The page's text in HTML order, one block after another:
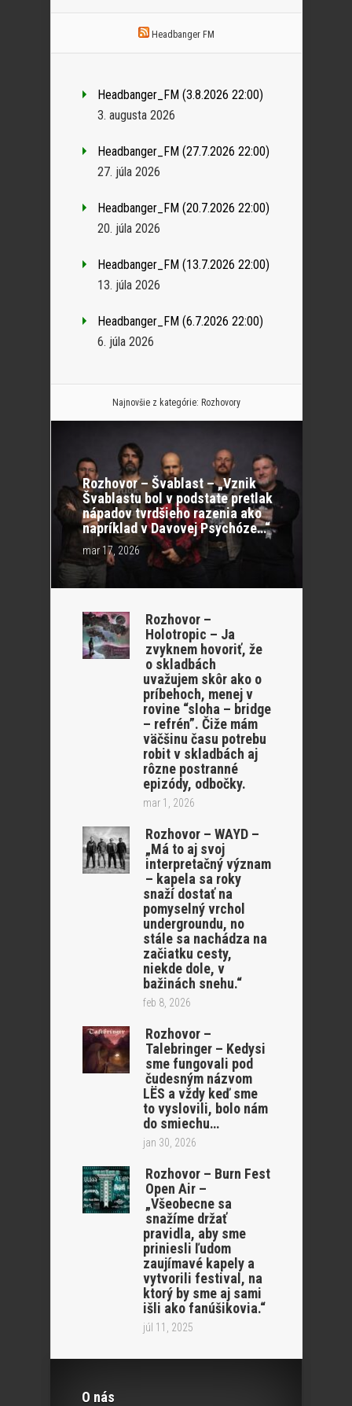
Headbanger FM
Headbanger_FM (3.8.2026 22:00)
3. augusta 2026
Headbanger_FM (27.7.2026 22:00)
27. júla 2026
Headbanger_FM (20.7.2026 22:00)
20. júla 2026
Headbanger_FM (13.7.2026 22:00)
13. júla 2026
Headbanger_FM (6.7.2026 22:00)
6. júla 2026
Najnovšie z kategórie: Rozhovory
Rozhovor – Švablast – „Vznik
Švablastu bol v podstate pretlak
nápadov tvrdšieho razenia ako
napríklad v Davovej Psychóze…“
mar 17, 2026
Rozhovor –
Holotropic – Ja
zvyknem hovoriť, že
o skladbách
uvažujem skôr ako o
príbehoch, menej v
rovine “sloha – bridge
– refrén”. Čiže mám
väčšinu času potrebu
robit v skladbách aj
rôzne postranné
epizódy, odbočky.
mar 1, 2026
Rozhovor – WAYD –
„Má to aj svoj
interpretačný význam
– kapela sa roky
snaží dostať na
pomyselný vrchol
undergroundu, no
stále sa nachádza na
začiatku cesty,
niekde dole, v
bažinách snehu.“
feb 8, 2026
Rozhovor –
Talebringer – Kedysi
sme fungovali pod
čudesným názvom
LËS a vždy keď sme
to vyslovili, bolo nám
do smiechu…
jan 30, 2026
Rozhovor – Burn Fest
Open Air –
„Všeobecne sa
snažíme držať
pravidla, aby sme
priniesli ľudom
zaujímavé kapely a
vytvorili festival, na
ktorý by sme aj sami
išli ako fanúšikovia.“
júl 11, 2025
O nás